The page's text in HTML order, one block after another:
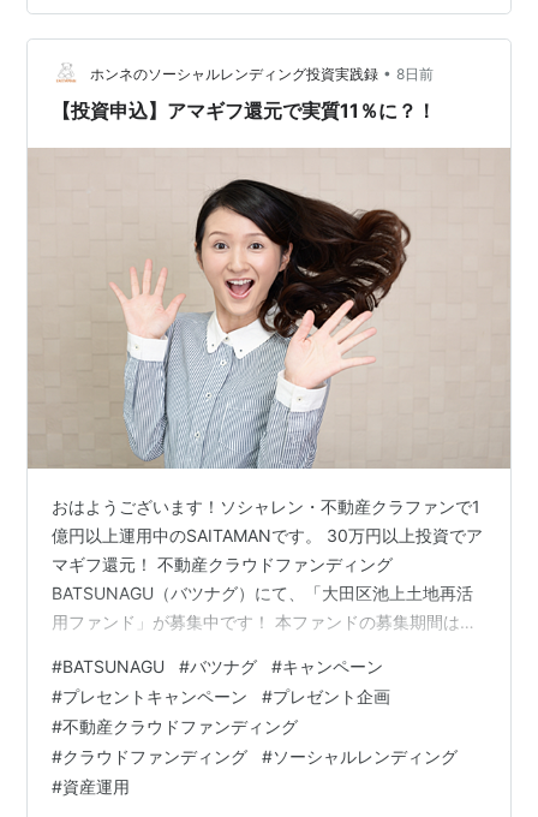
なって…
ホンネのソーシャルレンディング投資実践録 • 8日前
【投資申込】アマギフ還元で実質11％に？！
おはようございます！ソシャレン・不動産クラファンで1
億円以上運用中のSAITAMANです。 30万円以上投資でア
マギフ還元！ 不動産クラウドファンディング
BATSUNAGU（バツナグ）にて、「大田区池上土地再活
用ファンド」が募集中です！ 本ファンドの募集期間は、
ンドでは、30万円以上投資された方にAmazonギフトカ
ード2%分プレゼントされます！ 本ファンドは、約6ヵ月
ですので、30万円以上投資した場合、運用期間のみで単
純計算すると、 利回り7％＋アマギフ2％(年率4％相当)＝
実質11％ファンド ということになります。 私の場合は、
#BATSUNAGU #バツナグ #キャンペーン
#プレセントキャンペーン #プレゼント企画
#不動産クラウドファンディング
#クラウドファンディング #ソーシャルレンディング
#資産運用